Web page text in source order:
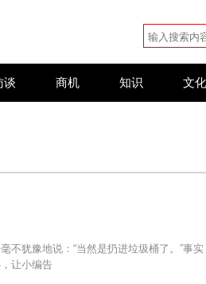
谈 商机 知识 文化
不犹豫地说：“当然是扔进垃圾桶了。”事实
让小编告